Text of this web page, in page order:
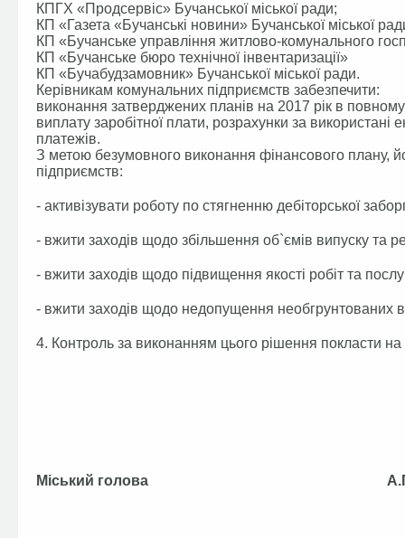
КПГХ «Продсервіс» Бучанської міської ради;
КП «Газета «Бучанські новини» Бучанської міської
КП «Бучанське управління житлово-комунального
КП «Бучанське бюро технічної інвентаризації»
КП «Бучабудзамовник» Бучанської міської ради.
Керівникам комунальних підприємств забезпечити:
виконання затверджених планів на 2017 рік в повному
виплату заробітної плати, розрахунки за використані
платежів.
З метою безумовного виконання фінансового плану,
підприємств:
- активізувати роботу по стягненню дебіторської
- вжити заходів щодо збільшення об`ємів випуску та
- вжити заходів щодо підвищення якості робіт та
- вжити заходів щодо недопущення необгрунтованих
4. Контроль за виконанням цього рішення покласти
Міський голова